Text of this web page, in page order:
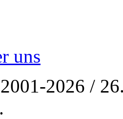
uns
2026 /